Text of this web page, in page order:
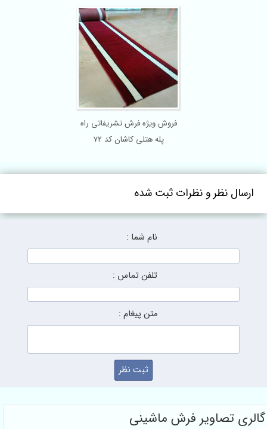
فروش ویژه فرش تشریفاتی راه
پله هتلی کاشان کد 72
ارسال نظر و نظرات ثبت شده
نام شما :
تلفن تماس :
متن پیغام :
گالری تصاویر فرش ماشینی